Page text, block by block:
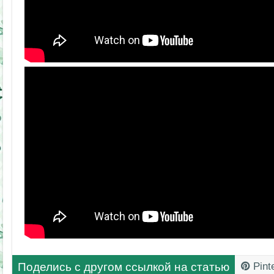
Поделись с другом ссылкой на статью